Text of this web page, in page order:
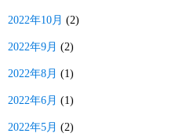
2022年10月 (2)
2022年9月 (2)
2022年8月 (1)
2022年6月 (1)
2022年5月 (2)